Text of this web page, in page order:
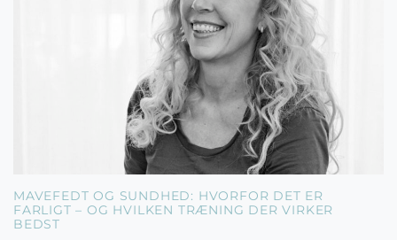
MAVEFEDT OG SUNDHED: HVORFOR DET ER
FARLIGT – OG HVILKEN TRÆNING DER VIRKER
BEDST